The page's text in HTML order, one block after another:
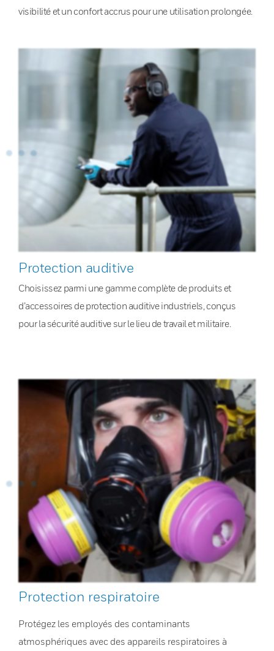
visibilité et un confort accrus pour une utilisation prolongée.
Protection auditive
Choisissez parmi une gamme complète de produits et
d’accessoires de protection auditive industriels, conçus
pour la sécurité auditive sur le lieu de travail et militaire.
Protection respiratoire
Protégez les employés des contaminants
atmosphériques avec des appareils respiratoires à